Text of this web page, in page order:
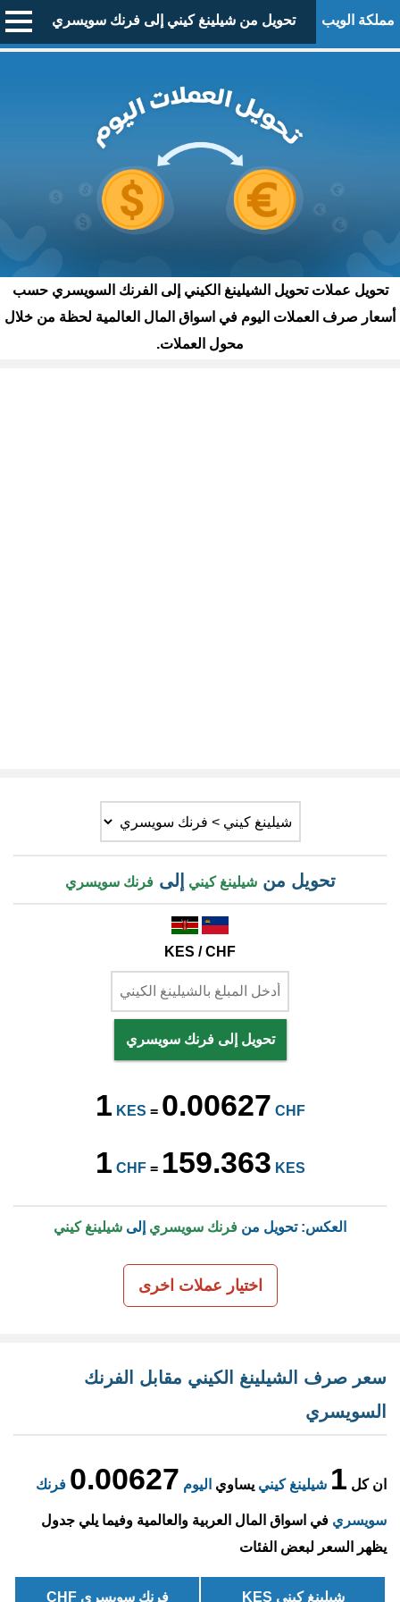
مملكة الويب تحويل من شيلينغ كيني إلى فرنك سويسري
تحويل عملات تحويل الشيلينغ الكيني إلى الفرنك السويسري حسب
أسعار صرف العملات اليوم في اسواق المال العالمية لحظة من خلال
محول العملات.
تحويل منشيلينغ كيني إلىفرنك سويسري
KES / CHF
تحويل إلى فرنك سويسري
1 KES = 0.00627 CHF
1 CHF= 159.363 KES
العكس: تحويل من فرنك سويسري إلى شيلينغ كيني
اختيار عملات اخرى
سعر صرف الشيلينغ الكيني مقابل الفرنك
السويسري
ان كل 1 شيلينغ كيني يساوي اليوم 0.00627 فرنك
سويسري في اسواق المال العربية والعالمية وفيما يلي جدول
يظهر السعر لبعض الفئات
شيلينغ كيني KES فرنك سويسري CHF